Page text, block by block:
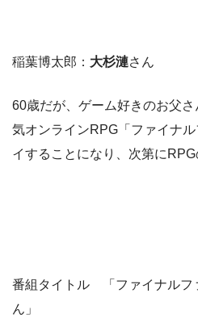
稲葉博太郎： 大杉漣さん
60歳だが、ゲーム好きのお父
気オンラインRPG「ファイナ
イすることになり、次第にRPG
番組タイトル 「ファイナルフ
ん」